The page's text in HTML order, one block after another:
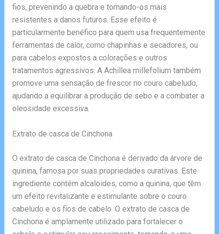
fios, prevenindo a quebra e tornando-os mais
resistentes a danos futuros. Esse efeito é
particularmente benéfico para quem usa frequentemente
ferramentas de calor, como chapinhas e secadores, ou
para cabelos expostos a colorações e outros
tratamentos agressivos. A Achillea millefolium também
promove uma sensação de frescor no couro cabeludo,
ajudando a equilibrar a produção de sebo e a combater a
oleosidade excessiva.
Extrato de casca de Cinchona
O extrato de casca de Cinchona é derivado da árvore de
quinina, famosa por suas propriedades curativas. Este
ingrediente contém alcaloides, como a quinina, que têm
um efeito revitalizante e estimulante sobre o couro
cabeludo e os fios de cabelo. O extrato de casca de
Cinchona é amplamente utilizado para fortalecer o